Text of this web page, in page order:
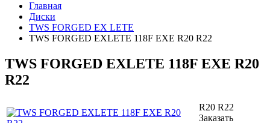
Главная
Диски
TWS FORGED EX LETE
TWS FORGED EXLETE 118F EXE R20 R22
TWS FORGED EXLETE 118F EXE R20
R22
R20 R22
Заказать